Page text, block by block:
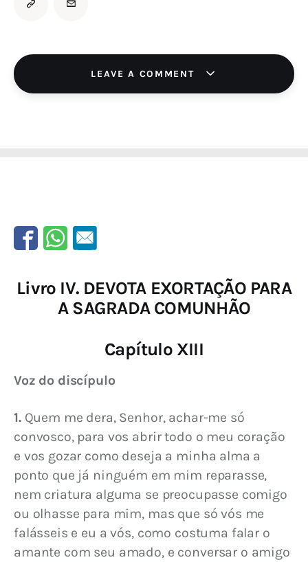
LEAVE A COMMENT
Livro IV. DEVOTA EXORTAÇÃO PARA
A SAGRADA COMUNHÃO
Capítulo XIII
Voz do discípulo
1. Quem me dera, Senhor, achar-me só
convosco, para vos abrir todo o meu coração
e vos gozar como deseja a minha alma a
ponto que já ninguém em mim reparasse,
nem criatura alguma se preocupasse comigo
ou olhasse para mim, mas que só vós me
falásseis e eu a vós, como costuma falar o
amante com seu amado, e conversar o amigo